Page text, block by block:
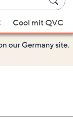
Cool mit QVC